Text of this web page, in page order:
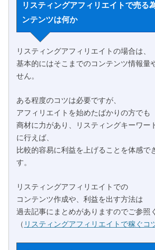
リスティングアフィリエイトで売る
ンテンツは何か
リスティングアフィリエイトの場合は、
基本的にはそこまでのコンテンツ情報量
せん。
ある程度のコツは必要ですが、
アフィリエイトを始めたばかりの方でも
商材に力があり、リスティングキーワー
に行えば、
比較的容易に利益を上げることを体感で
す。
リスティングアフィリエイトでの
コンテンツ作成や、利益を出す方法は
過去記事にまとめがありますのでご参照
（ リスティングアフィリエイトで稼ぐコ